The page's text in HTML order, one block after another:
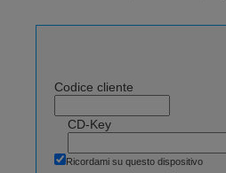
Codice cliente
CD-Key
Ricordami su questo dispositivo